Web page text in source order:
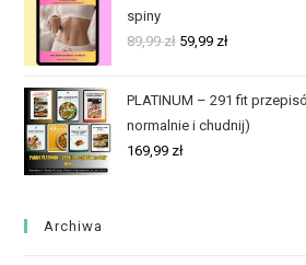
spiny
89,99zł 59,99 zł
PLATINUM – 291 fit
normalnie i chudnij)
169,99 zł
Archiwa